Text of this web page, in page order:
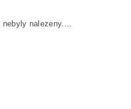
nebyly nalezeny....